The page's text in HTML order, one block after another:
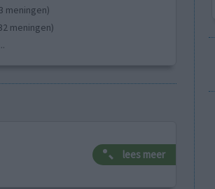
meningen)
meningen)
lees meer